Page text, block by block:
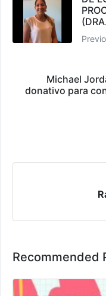
Michael
donativo para
Recommended